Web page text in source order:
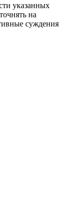
указанных
на
суждения